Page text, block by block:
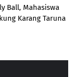
Ball, Mahasiswa
Karang Taruna